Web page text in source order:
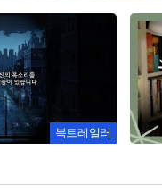
북트레일러